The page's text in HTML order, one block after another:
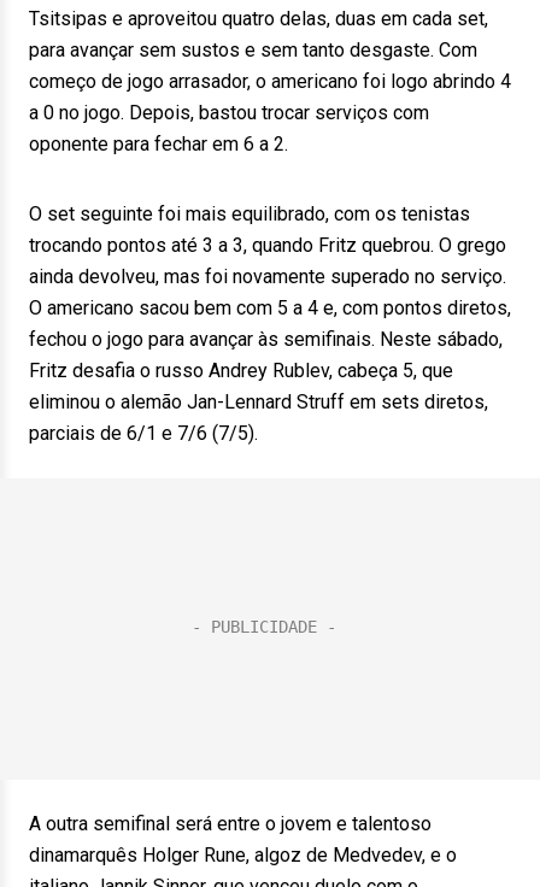
Tsitsipas e aproveitou quatro delas, duas em cada set,
para avançar sem sustos e sem tanto desgaste. Com
começo de jogo arrasador, o americano foi logo abrindo 4
a 0 no jogo. Depois, bastou trocar serviços com
oponente para fechar em 6 a 2.
O set seguinte foi mais equilibrado, com os tenistas
trocando pontos até 3 a 3, quando Fritz quebrou. O grego
ainda devolveu, mas foi novamente superado no serviço.
O americano sacou bem com 5 a 4 e, com pontos diretos,
fechou o jogo para avançar às semifinais. Neste sábado,
Fritz desafia o russo Andrey Rublev, cabeça 5, que
eliminou o alemão Jan-Lennard Struff em sets diretos,
parciais de 6/1 e 7/6 (7/5).
A outra semifinal será entre o jovem e talentoso
dinamarquês Holger Rune, algoz de Medvedev, e o